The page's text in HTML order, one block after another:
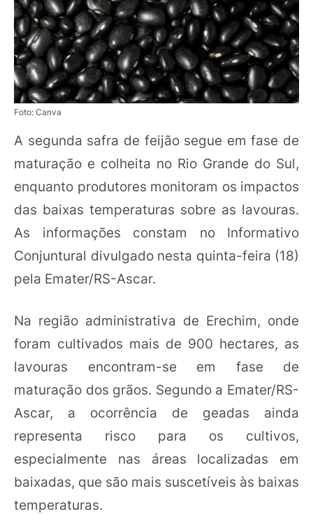
Foto: Canva
A segunda safra de feijão segue em fase de
maturação e colheita no Rio Grande do Sul,
enquanto produtores monitoram os impactos
das baixas temperaturas sobre as lavouras.
As informações constam no Informativo
Conjuntural divulgado nesta quinta-feira (18)
pela Emater/RS-Ascar.
Na região administrativa de Erechim, onde
foram cultivados mais de 900 hectares, as
lavouras encontram-se em fase de
maturação dos grãos. Segundo a Emater/RS-
Ascar, a ocorrência de geadas ainda
representa risco para os cultivos,
especialmente nas áreas localizadas em
baixadas, que são mais suscetíveis às baixas
temperaturas.